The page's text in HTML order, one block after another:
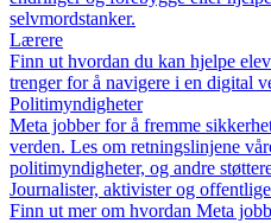
selvmordstanker.
Lærere
Finn ut hvordan du kan hjelpe
trenger for å navigere i en digital
Politimyndigheter
Meta jobber for å fremme
verden. Les om retningslinjene
politimyndigheter, og andre
Journalister, aktivister og
Finn ut mer om hvordan Meta